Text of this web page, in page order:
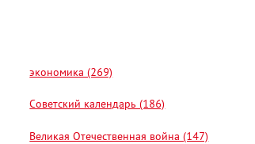
экономика (269)
Советский календарь (186)
Великая Отечественная война (147)